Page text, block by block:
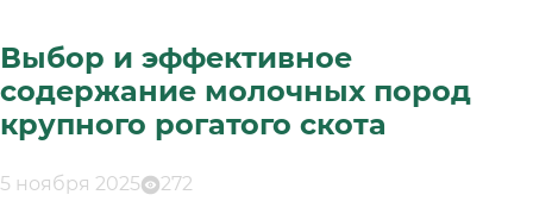
Выбор и эффективное
содержание молочных пород
крупного рогатого скота
5 ноября 2025 272